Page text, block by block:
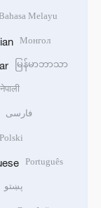
Melayu
Монгол
မြန်မာဘာသာ
नेपाली
فارسی
Polski
Português
پښتو